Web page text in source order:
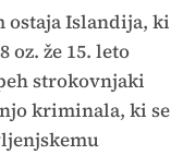
ostaja Islandija, ki
oz. že 15. leto
strokovnjaki
kriminala, ki se